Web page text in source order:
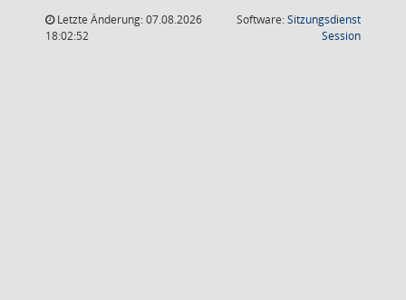
Letzte Änderung: 07.08.2026
18:02:52
Software:Sitzungsdienst
Session(Wird in